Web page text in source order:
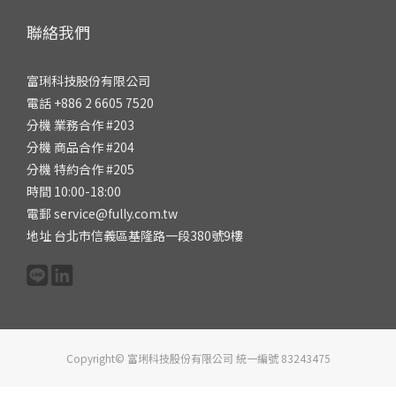
聯絡我們
富琍科技股份有限公司
電話 +886 2 6605 7520
分機 業務合作 #203
分機 商品合作 #204
分機 特約合作 #205
時間 10:00-18:00
電郵 service@fully.com.tw
地址 台北市信義區基隆路一段380號9樓
Copyright© 富琍科技股份有限公司 統一編號 83243475